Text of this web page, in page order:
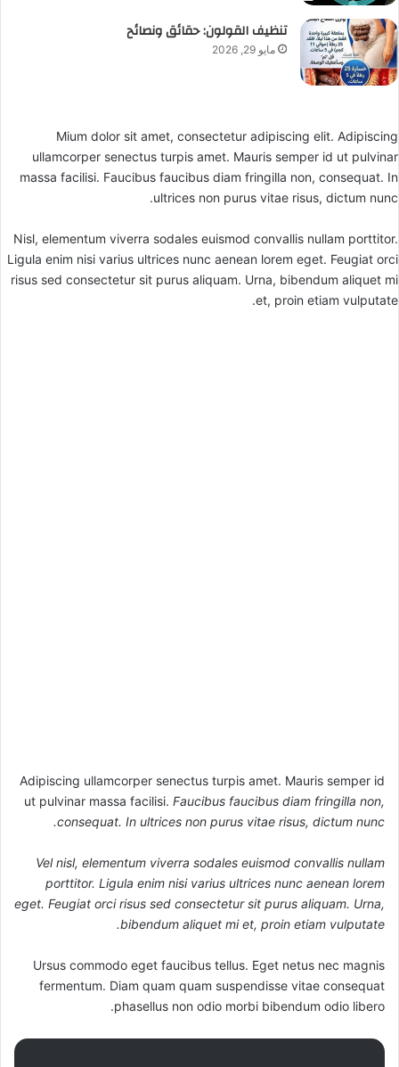
تنظيف القولون: حقائق ونصائح
مايو 29, 2026
Mium dolor sit amet, consectetur adipiscing elit. Adipiscing
ullamcorper senectus turpis amet. Mauris semper id ut pulvinar
massa facilisi. Faucibus faucibus diam fringilla non, consequat. In
ultrices non purus vitae risus, dictum nunc.
Nisl, elementum viverra sodales euismod convallis nullam porttitor.
Ligula enim nisi varius ultrices nunc aenean lorem eget. Feugiat orci
risus sed consectetur sit purus aliquam. Urna, bibendum aliquet mi
et, proin etiam vulputate.
Adipiscing ullamcorper senectus turpis amet. Mauris semper id
ut pulvinar massa facilisi. Faucibus faucibus diam fringilla non,
consequat. In ultrices non purus vitae risus, dictum nunc.
Vel nisl, elementum viverra sodales euismod convallis nullam
porttitor. Ligula enim nisi varius ultrices nunc aenean lorem
eget. Feugiat orci risus sed consectetur sit purus aliquam. Urna,
bibendum aliquet mi et, proin etiam vulputate.
Ursus commodo eget faucibus tellus. Eget netus nec magnis
fermentum. Diam quam quam suspendisse vitae consequat
phasellus non odio morbi bibendum odio libero.